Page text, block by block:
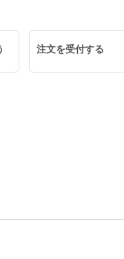
注文を受付する